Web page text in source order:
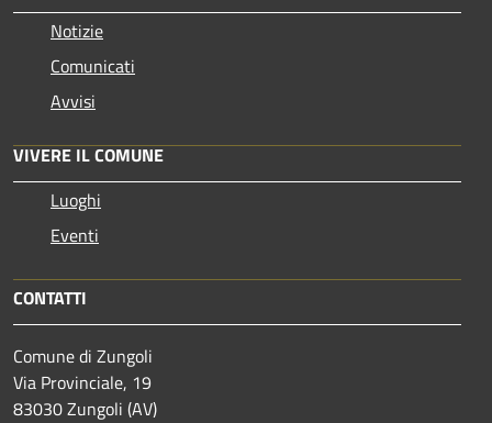
Notizie
Comunicati
Avvisi
VIVERE IL COMUNE
Luoghi
Eventi
CONTATTI
Comune di Zungoli
Via Provinciale, 19
83030 Zungoli (AV)